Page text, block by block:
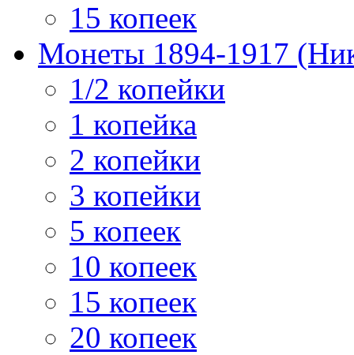
15 копеек
Монеты 1894-1917
1/2 копейки
1 копейка
2 копейки
3 копейки
5 копеек
10 копеек
15 копеек
20 копеек